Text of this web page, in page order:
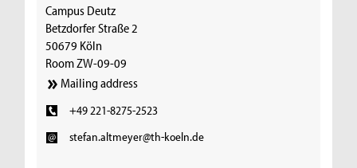
Campus Deutz
Betzdorfer Straße 2
50679 Köln
Room ZW-09-09
Mailing address
+49 221-8275-2523
stefan.altmeyer@th-koeln.de